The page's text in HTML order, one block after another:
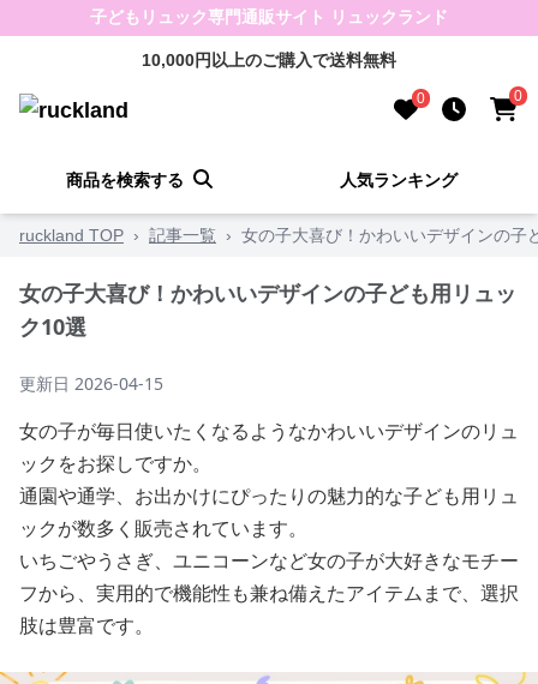
子どもリュック専門通販サイト リュックランド
10,000円以上のご購入で送料無料
0 0
商品を検索する 人気ランキング
ruckland TOP › 記事一覧 › 女の子大喜び！かわいいデザインの子
女の子大喜び！かわいいデザインの子ども用リュッ
ク10選
更新日 2026-04-15
女の子が毎日使いたくなるようなかわいいデザインのリュ
ックをお探しですか。
通園や通学、お出かけにぴったりの魅力的な子ども用リュ
ックが数多く販売されています。
いちごやうさぎ、ユニコーンなど女の子が大好きなモチー
フから、実用的で機能性も兼ね備えたアイテムまで、選択
肢は豊富です。